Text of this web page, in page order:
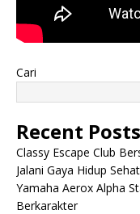
Cari
Recent Posts
Classy Escape Club
Jalani Gaya Hidup Sehat
Yamaha Aerox Alpha
Berkarakter